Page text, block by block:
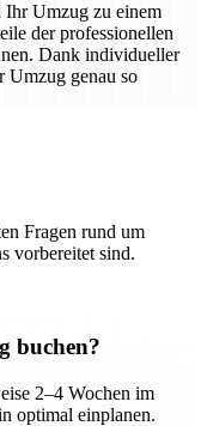
Umzug zu einem
der professionellen
Dank individueller
Umzug genau so
Fragen rund um
vorbereitet sind.
buchen?
2–4 Wochen im
optimal einplanen.